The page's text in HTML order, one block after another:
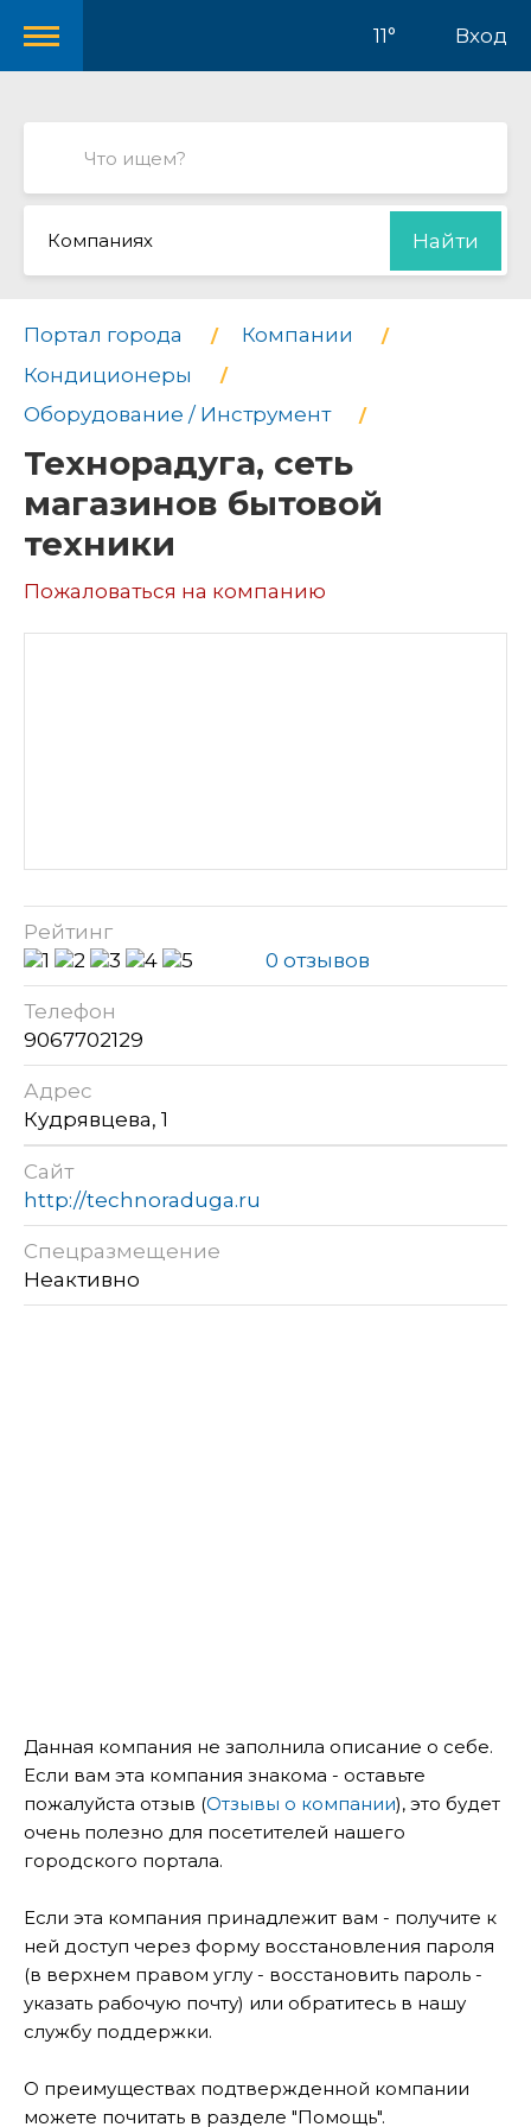
11° Вход
Компаниях Найти
Портал города
Компании
Кондиционеры
Оборудование / Инструмент
Технорадуга, сеть
магазинов бытовой
техники
Пожаловаться на компанию
Рейтинг
0 отзывов
Телефон
9067702129
Адрес
Кудрявцева, 1
Сайт
http://technoraduga.ru
Спецразмещение
Неактивно
Данная компания не заполнила описание о себе.
Если вам эта компания знакома - оставьте
пожалуйста отзыв (Отзывы о компании), это будет
очень полезно для посетителей нашего
городского портала.
Если эта компания принадлежит вам - получите к
ней доступ через форму восстановления пароля
(в верхнем правом углу - восстановить пароль -
указать рабочую почту) или обратитесь в нашу
службу поддержки.
О преимуществах подтвержденной компании
можете почитать в разделе "Помощь".